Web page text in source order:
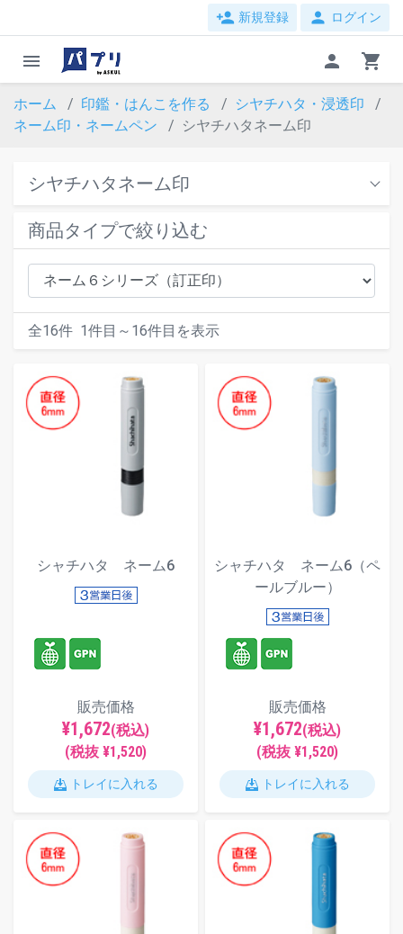
person_add 新規登録 person ログイン
menu person shopping_cart
ホーム 印鑑・はんこを作る
シヤチハタ・浸透印
ネーム印・ネームペン
シヤチハタネーム印
シヤチハタネーム印
商品タイプで絞り込む
全16件 1件目～ 16件目を表示
シャチハタ ネーム6
販売価格
¥1,672(税込)
(税抜 ¥1,520)
トレイに入れる
シャチハタ ネーム6（ペ
ールブルー）
販売価格
¥1,672(税込)
(税抜 ¥1,520)
トレイに入れる